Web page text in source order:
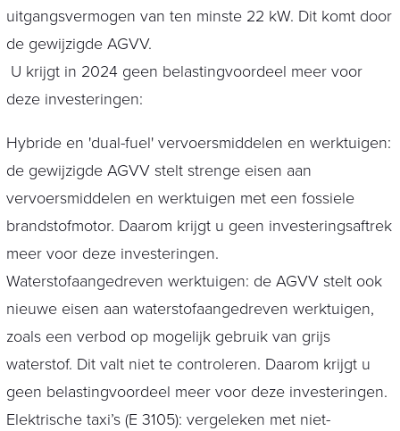
uitgangsvermogen van ten minste 22 kW. Dit komt door
de gewijzigde AGVV.
U krijgt in 2024 geen belastingvoordeel meer voor
deze investeringen:
Hybride en 'dual-fuel' vervoersmiddelen en werktuigen:
de gewijzigde AGVV stelt strenge eisen aan
vervoersmiddelen en werktuigen met een fossiele
brandstofmotor. Daarom krijgt u geen investeringsaftrek
meer voor deze investeringen.
Waterstofaangedreven werktuigen: de AGVV stelt ook
nieuwe eisen aan waterstofaangedreven werktuigen,
zoals een verbod op mogelijk gebruik van grijs
waterstof. Dit valt niet te controleren. Daarom krijgt u
geen belastingvoordeel meer voor deze investeringen.
Elektrische taxi’s (E 3105): vergeleken met niet-